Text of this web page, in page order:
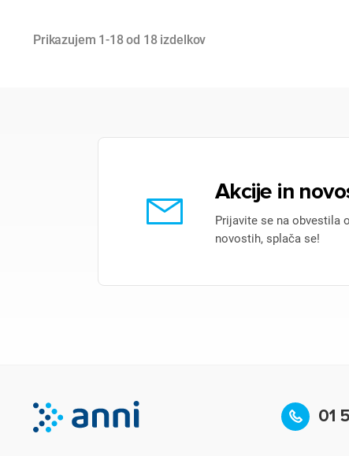
Prikazujem 1-18 od 18 izdelkov
Akcije in
Prijavite se na obvestila
novostih, splača se!
01